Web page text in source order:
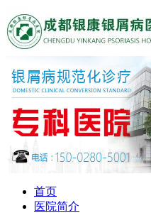
首页
医院简介